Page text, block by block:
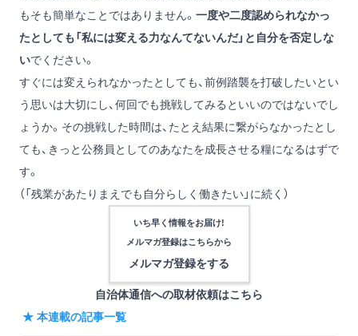
もそも簡単なことではありません。 一度や二度認められなかっ
たとしても「私には変える力なんてないんだ」と自分を否定しな
いでください。
すぐには変えられなかったとしても、前例踏襲を打破したいとい
う思いは大切にし、何回でも挑戦してみるといいのではないでし
ょうか。その挑戦した時間は、たとえ結果に繋がらなかったとし
ても、きっと公務員としてのあなたを成長させる糧になるはずで
す。
（「残業があたりまえでも自分らしく働きたい」に続く）
いち早く情報をお届け!
メルマガ登録はこちらから
メルマガ登録をする
自治体通信への取材依頼はこちら
★ 本連載の記事一覧